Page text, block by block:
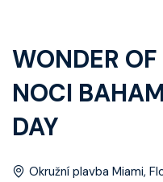
Zážitky z plaveb
Užitečné
WONDER
NOCI
DAY
Okružní plavba Miami,